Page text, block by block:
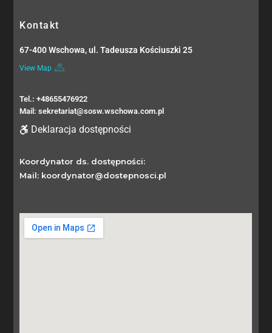
Kontakt
67-400 Wschowa, ul. Tadeusza Kościuszki 25
View Map
Tel.: +48655476922
Mail: sekretariat@sosw.wschowa.com.pl
Deklaracja dostępności
Koordynator ds. dostępności:
Mail: koordynator@dostepnosci.pl